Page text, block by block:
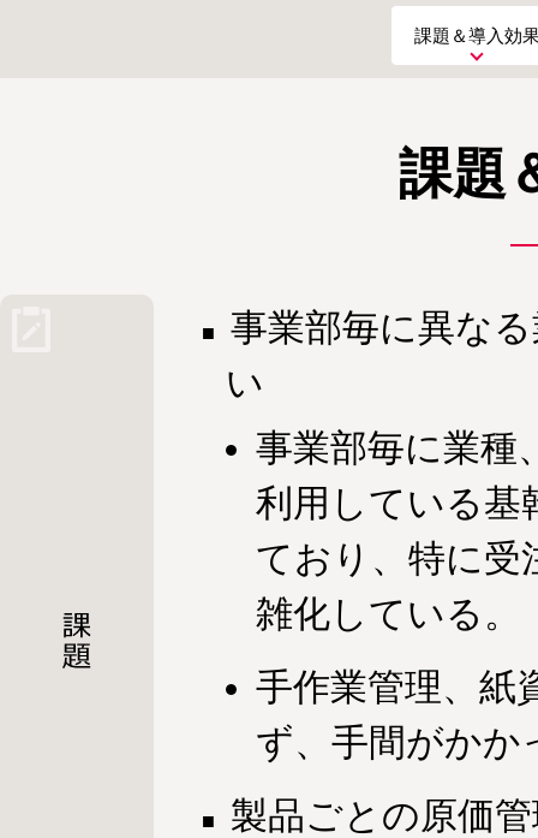
課題＆導入効
課題
事業部毎に異な
い
事業部毎に業種
利用している基
ており、特に受
雑化している。
手作業管理、紙
ず、手間がかか
製品ごとの原価